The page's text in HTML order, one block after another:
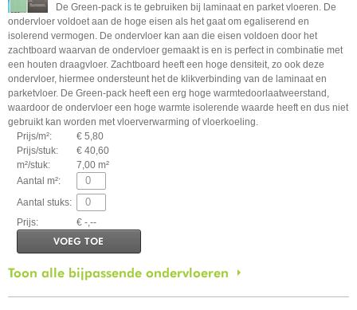
De Green-pack is te gebruiken bij laminaat en parket vloeren. De
ondervloer voldoet aan de hoge eisen als het gaat om egaliserend en
isolerend vermogen. De ondervloer kan aan die eisen voldoen door het
zachtboard waarvan de ondervloer gemaakt is en is perfect in combinatie met
een houten draagvloer. Zachtboard heeft een hoge densiteit, zo ook deze
ondervloer, hiermee ondersteunt het de klikverbinding van de laminaat en
parketvloer. De Green-pack heeft een erg hoge warmtedoorlaatweerstand,
waardoor de ondervloer een hoge warmte isolerende waarde heeft en dus niet
gebruikt kan worden met vloerverwarming of vloerkoeling.
Prijs/m²:
€ 5,80
Prijs/stuk:
€ 40,60
m²/stuk:
7,00 m²
Aantal m²:
Aantal stuks:
Prijs:
€ -,--
VOEG TOE
Toon alle bijpassende ondervloeren